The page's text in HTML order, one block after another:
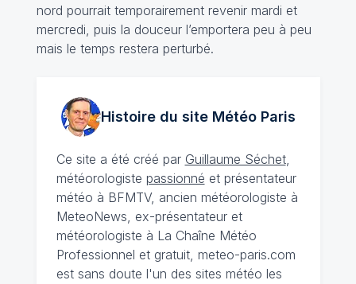
nord pourrait temporairement revenir mardi et
mercredi, puis la douceur l’emportera peu à peu
mais le temps restera perturbé.
Histoire du site MétéoParis
Ce site a été créé par Guillaume Séchet,
météorologiste passionné et présentateur
météo à BFMTV, ancien météorologiste à
MeteoNews, ex-présentateur et
météorologiste à La Chaîne Météo
Professionnel et gratuit, meteo-paris.com
est sans doute l'un des sites météo les